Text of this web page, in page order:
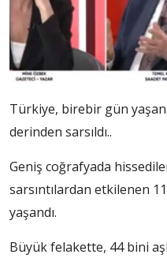
Türkiye, birebir gün
derinden sarsıldı..
Geniş coğrafyada
sarsıntılardan etkilenen
yaşandı.
Büyük felakette, 44 bini